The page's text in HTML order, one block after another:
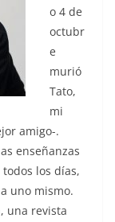
o 4 de
octubr
e
murió
Tato,
mi
amigo-.
enseñanzas
los días,
uno mismo.
una revista